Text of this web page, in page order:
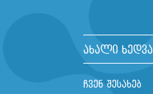
ახალი ხედვა
ჩვენ შესახებ